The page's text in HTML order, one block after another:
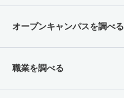
オープンキャンパスを調べる
職業を調べる